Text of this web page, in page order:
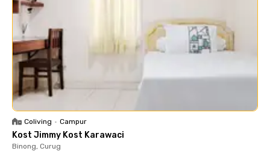
Coliving • Campur
Kost Jimmy Kost Karawaci
Binong, Curug